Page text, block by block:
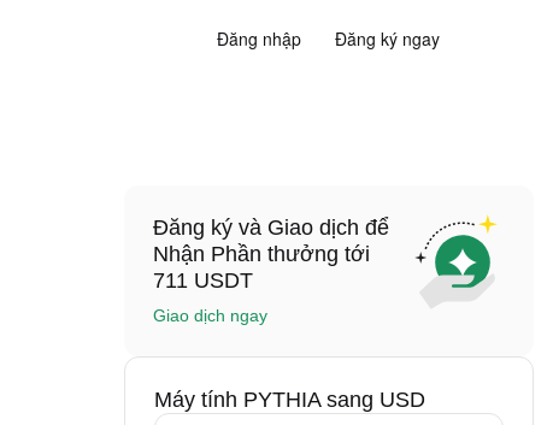
Đăng nhập Đăng ký ngay
Đăng ký và Giao dịch để
Nhận Phần thưởng tới
711 USDT
Giao dịch ngay
Máy tính PYTHIA sang USD